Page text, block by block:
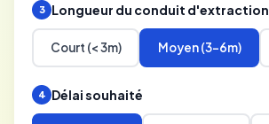
3 Longueur du conduit d'extraction
Court (< 3m) Moyen (3-6m)
4 Délai souhaité